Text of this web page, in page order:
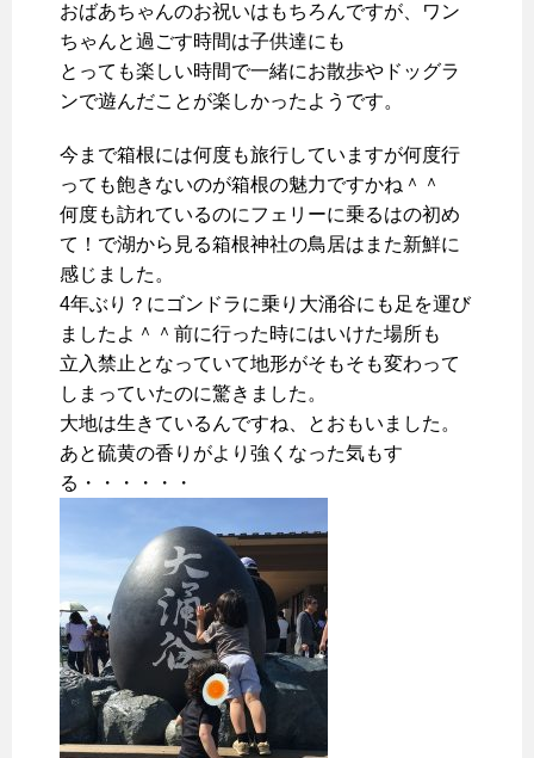
おばあちゃんのお祝いはもちろんですが、ワン
ちゃんと過ごす時間は子供達にも
とっても楽しい時間で一緒にお散歩やドッグラ
ンで遊んだことが楽しかったようです。
今まで箱根には何度も旅行していますが何度行
っても飽きないのが箱根の魅力ですかね＾＾
何度も訪れているのにフェリーに乗るはの初め
て！で湖から見る箱根神社の鳥居はまた新鮮に
感じました。
4年ぶり？にゴンドラに乗り大涌谷にも足を運び
ましたよ＾＾前に行った時にはいけた場所も
立入禁止となっていて地形がそもそも変わって
しまっていたのに驚きました。
大地は生きているんですね、とおもいました。
あと硫黄の香りがより強くなった気もす
る・・・・・・